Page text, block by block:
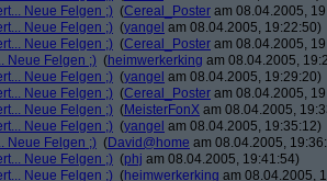
Neue Felgen ;) (Cereal_Poster am 08.04.2005,
Neue Felgen ;) (yangel am 08.04.2005, 19:22:50)
Neue Felgen ;) (Cereal_Poster am 08.04.2005,
Neue Felgen ;) (heimwerkerking am 08.04.2005,
Neue Felgen ;) (yangel am 08.04.2005, 19:29:20)
Neue Felgen ;) (Cereal_Poster am 08.04.2005,
Neue Felgen ;) (MeisterFonX am 08.04.2005,
Neue Felgen ;) (yangel am 08.04.2005, 19:35:12)
Neue Felgen ;) (David@home am 08.04.2005,
Neue Felgen ;) (phj am 08.04.2005, 19:41:54)
Neue Felgen ;) (heimwerkerking am 08.04.2005,